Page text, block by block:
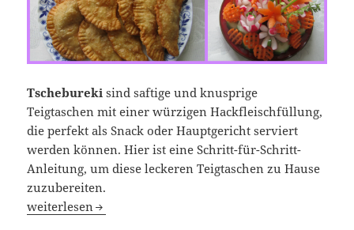
Tschebureki sind saftige und knusprige
Teigtaschen mit einer würzigen Hackfleischfüllung,
die perfekt als Snack oder Hauptgericht serviert
werden können. Hier ist eine Schritt-für-Schritt-
Anleitung, um diese leckeren Teigtaschen zu Hause
zuzubereiten.
Saftige und knusprige Teigtaschen mit
weiterlesen